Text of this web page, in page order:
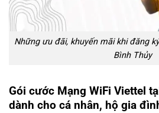
Những ưu đãi, khuyến mãi khi đăng
Bình Thủy
Gói cước Mạng WiFi Viettel
dành cho cá nhân, hộ gia